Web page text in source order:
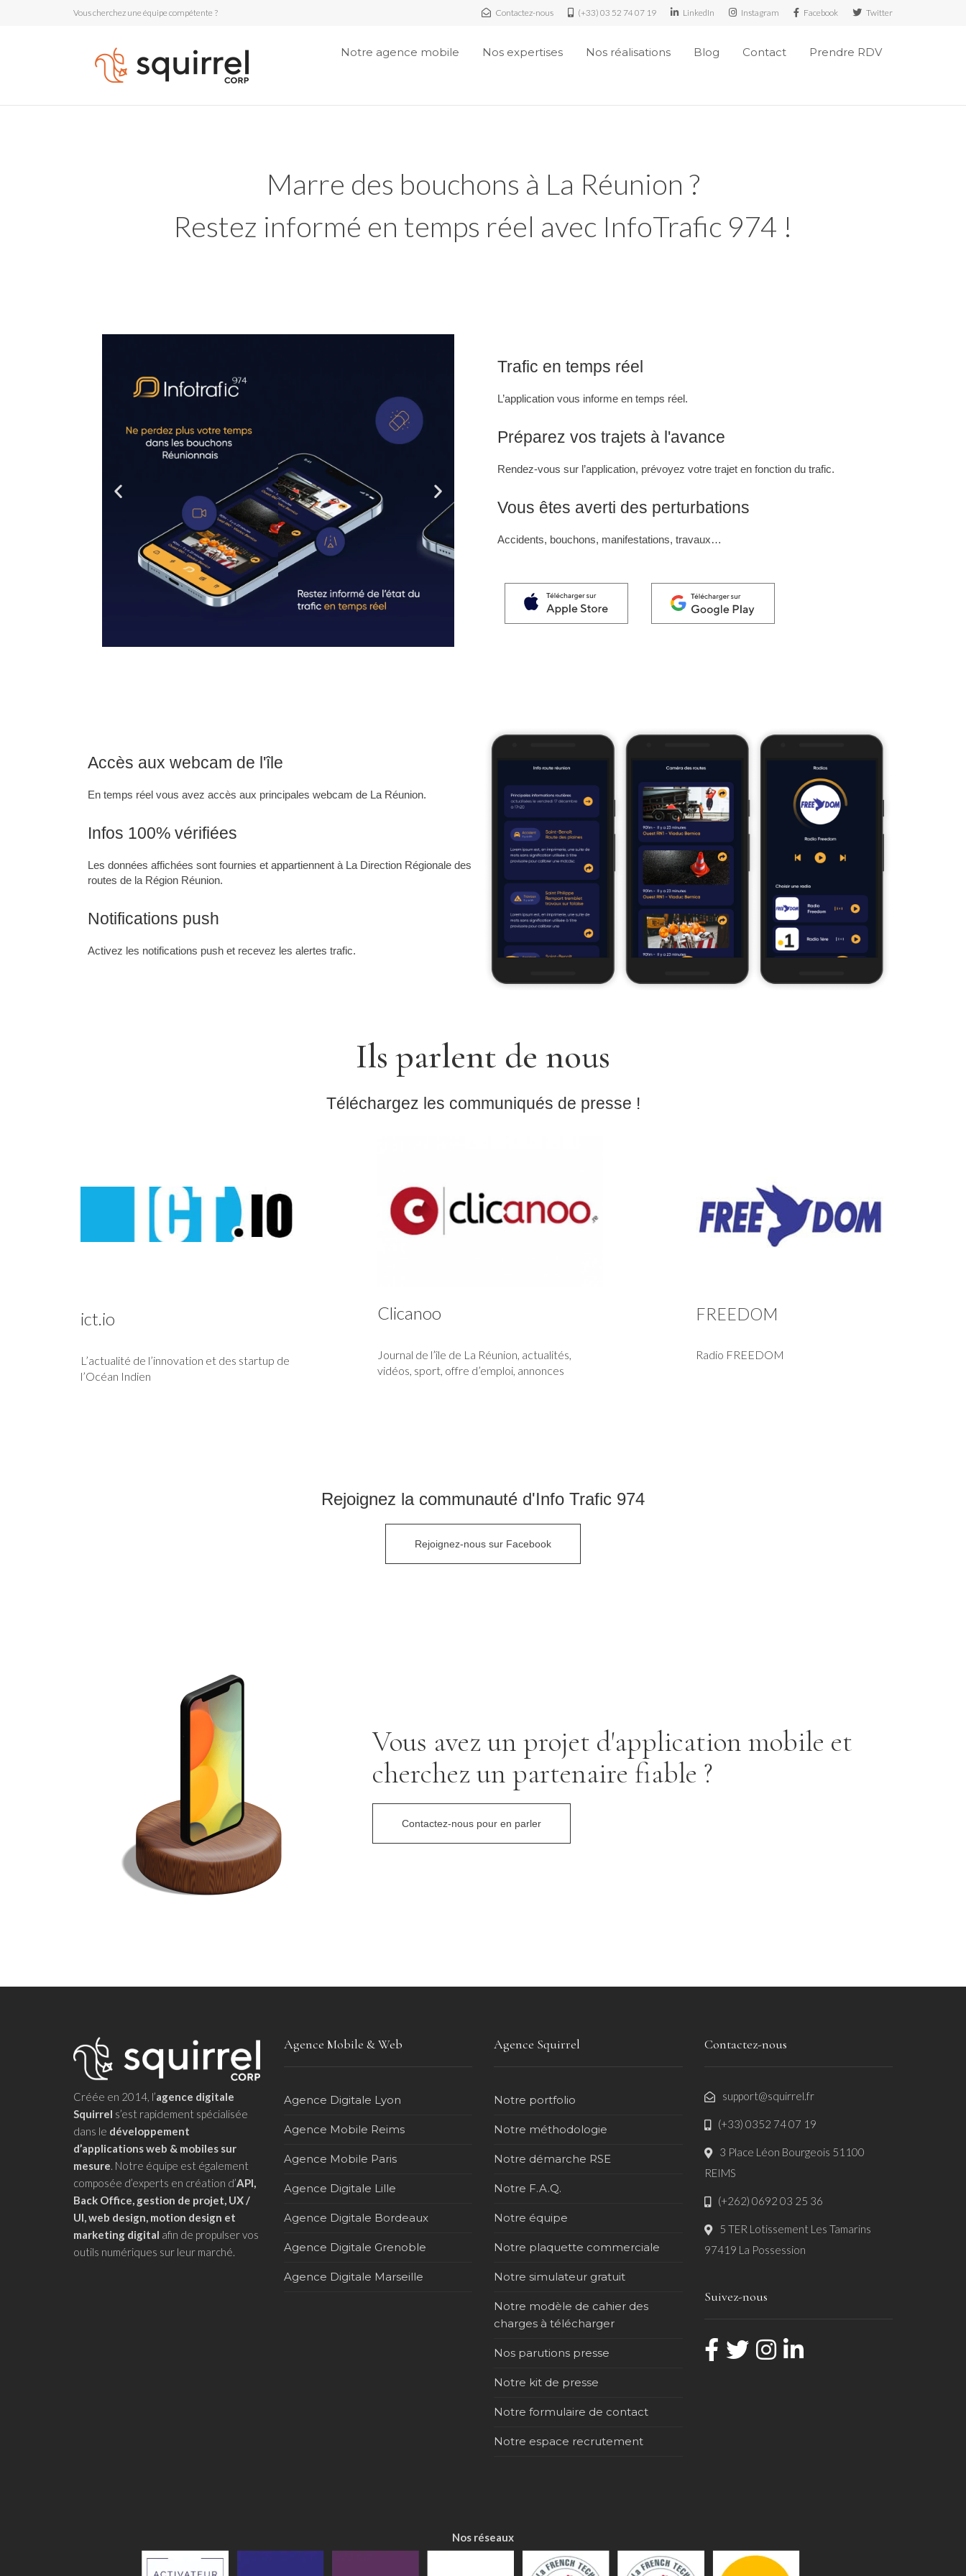
Vous cherchez une équipe compétente ? Contactez-nous (+33) 03 52 74 07 19 LinkedIn Instagram Facebook Twitter
Notre agence mobile Nos expertises Nos réalisations Blog Contact Prendre RDV
Marre des bouchons à La Réunion ?
Restez informé en temps réel avec InfoTrafic 974 !
Trafic en temps réel
L’application vous informe en temps réel.
Préparez vos trajets à l'avance
Rendez-vous sur l’application, prévoyez votre trajet en fonction du trafic.
Vous êtes averti des perturbations
Accidents, bouchons, manifestations, travaux…
Accès aux webcam de l'île​
En temps réel vous avez accès aux principales webcam de La Réunion.
Infos 100% vérifiées
Les données affichées sont fournies et appartiennent à La Direction Régionale des
routes de la Région Réunion.
Notifications push
Activez les notifications push et recevez les alertes trafic.
Ils parlent de nous
Téléchargez les communiqués de presse !
ict.io
L’actualité de l’innovation et des startup de
l’Océan Indien
Clicanoo
Journal de l’île de La Réunion, actualités,
vidéos, sport, offre d’emploi, annonces
FREEDOM
Radio FREEDOM
Rejoignez la communauté d'Info Trafic 974
Rejoignez-nous sur Facebook
Vous avez un projet d'application mobile et
cherchez un partenaire fiable ?
Contactez-nous pour en parler
Créée en 2014, l’agence digitale
Squirrel s’est rapidement spécialisée
dans le développement
d’applications web & mobiles sur
mesure. Notre équipe est également
composée d’experts en création d’API,
Back Office, gestion de projet, UX /
UI, web design, motion design et
marketing digital afin de propulser vos
outils numériques sur leur marché.
Agence Mobile & Web
Agence Digitale Lyon
Agence Mobile Reims
Agence Mobile Paris
Agence Digitale Lille
Agence Digitale Bordeaux
Agence Digitale Grenoble
Agence Digitale Marseille
Agence Squirrel
Notre portfolio
Notre méthodologie
Notre démarche RSE
Notre F.A.Q.
Notre équipe
Notre plaquette commerciale
Notre simulateur gratuit
Notre modèle de cahier des
charges à télécharger
Nos parutions presse
Notre kit de presse
Notre formulaire de contact
Notre espace recrutement
Contactez-nous
support@squirrel.fr
(+33) 0352 74 07 19
3 Place Léon Bourgeois 51100
REIMS
(+262) 0692 03 25 36
5 TER Lotissement Les Tamarins
97419 La Possession
Suivez-nous
Nos réseaux